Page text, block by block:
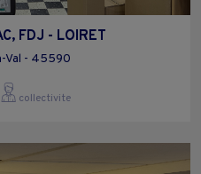
FDJ - LOIRET
Val - 45590
collectivite